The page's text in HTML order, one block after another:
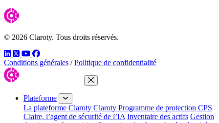
© 2026 Claroty. Tous droits réservés.
LinkedIn
TwitterYouTube
Facebook
Conditions générales / Politique de confidentialité
Fermer le menu
Plateforme
La plateforme Claroty Claroty Programme de protection CPS
Claire, l’agent de sécurité de l’IA Inventaire des actifs Gestion